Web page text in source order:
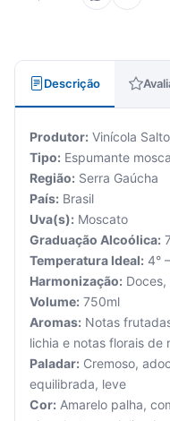
Seu
carrinho
está
vazio.
Descrição
Produtor: Vinícola
Tipo: Espumante
Região: Serra Gaúcha
País: Brasil
Uva(s): Moscato
Graduação Alcoólica:
Temperatura Ideal: 4°
Harmonização:
Volume: 750ml
Aromas: Notas
lichia e notas florais de
Paladar: Cremoso,
equilibrada, leve
Cor: Amarelo palha,